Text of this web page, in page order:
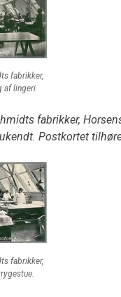
fabrikker,
af lingeri.
fabrikker,
Postkortet
fabrikker,